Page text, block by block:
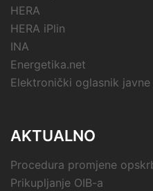
HERA
HERA iPlin
INA
Energetika.net
Elektronički oglasnik javne
AKTUALNO
Procedura promjene
Prikupljanje OIB-a